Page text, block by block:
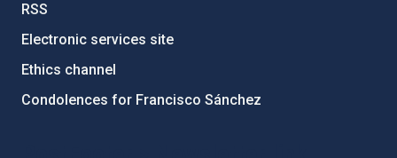
RSS
Electronic services site
Ethics channel
Condolences for Francisco Sánchez